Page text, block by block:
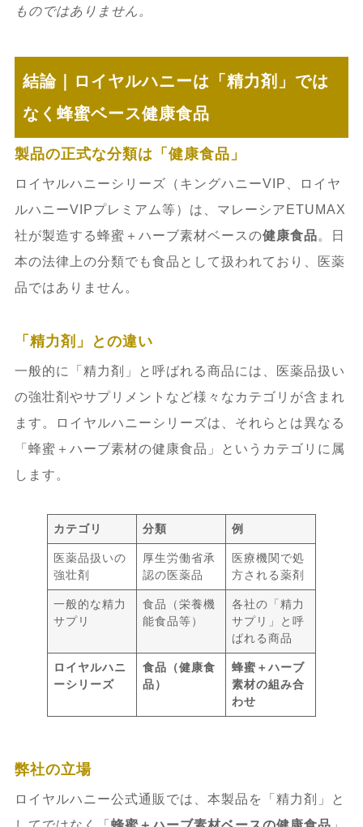
ものではありません。
結論｜ロイヤルハニーは「精力剤」では
なく蜂蜜ベース健康食品
製品の正式な分類は「健康食品」
ロイヤルハニーシリーズ（キングハニーVIP、ロイヤ
ルハニーVIPプレミアム等）は、マレーシアETUMAX
社が製造する蜂蜜＋ハーブ素材ベースの健康食品。日
本の法律上の分類でも食品として扱われており、医薬
品ではありません。
「精力剤」との違い
一般的に「精力剤」と呼ばれる商品には、医薬品扱い
の強壮剤やサプリメントなど様々なカテゴリが含まれ
ます。ロイヤルハニーシリーズは、それらとは異なる
「蜂蜜＋ハーブ素材の健康食品」というカテゴリに属
します。
カテゴリ 分類 例
医薬品扱いの
強壮剤
厚生労働省承
認の医薬品
医療機関で処
方される薬剤
一般的な精力
サプリ
食品（栄養機
能食品等）
各社の「精力
サプリ」と呼
ばれる商品
ロイヤルハニ
ーシリーズ
食品（健康食
品）
蜂蜜＋ハーブ
素材の組み合
わせ
弊社の立場
ロイヤルハニー公式通販では、本製品を「精力剤」と